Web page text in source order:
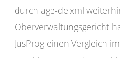
durch age-de.xml
Oberverwaltungsgericht
JusProg einen Vergleich